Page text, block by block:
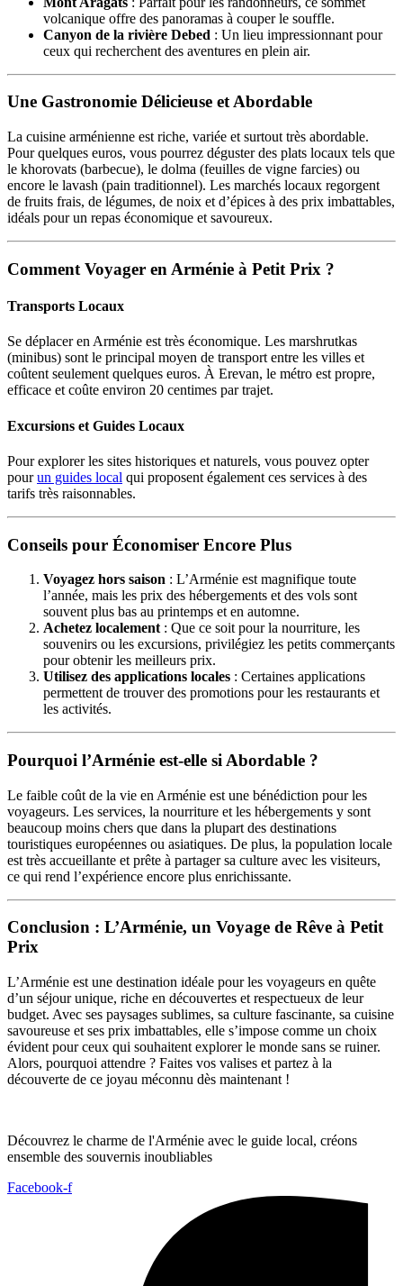
volcanique offre des panoramas à couper le souffle.
Canyon de la rivière Debed : Un lieu impressionnant pour
ceux qui recherchent des aventures en plein air.
Une Gastronomie Délicieuse et Abordable
La cuisine arménienne est riche, variée et surtout très abordable.
Pour quelques euros, vous pourrez déguster des plats locaux tels que
le khorovats (barbecue), le dolma (feuilles de vigne farcies) ou
encore le lavash (pain traditionnel). Les marchés locaux regorgent
de fruits frais, de légumes, de noix et d’épices à des prix imbattables,
idéals pour un repas économique et savoureux.
Comment Voyager en Arménie à Petit Prix ?
Transports Locaux
Se déplacer en Arménie est très économique. Les marshrutkas
(minibus) sont le principal moyen de transport entre les villes et
coûtent seulement quelques euros. À Erevan, le métro est propre,
efficace et coûte environ 20 centimes par trajet.
Excursions et Guides Locaux
Pour explorer les sites historiques et naturels, vous pouvez opter
pourun guides local qui proposent également ces services à des
tarifs très raisonnables.
Conseils pour Économiser Encore Plus
Voyagez hors saison : L’Arménie est magnifique toute
l’année, mais les prix des hébergements et des vols sont
souvent plus bas au printemps et en automne.
Achetez localement : Que ce soit pour la nourriture, les
souvenirs ou les excursions, privilégiez les petits commerçants
pour obtenir les meilleurs prix.
Utilisez des applications locales : Certaines applications
permettent de trouver des promotions pour les restaurants et
les activités.
Pourquoi l’Arménie est-elle si Abordable ?
Le faible coût de la vie en Arménie est une bénédiction pour les
voyageurs. Les services, la nourriture et les hébergements y sont
beaucoup moins chers que dans la plupart des destinations
touristiques européennes ou asiatiques. De plus, la population locale
est très accueillante et prête à partager sa culture avec les visiteurs,
ce qui rend l’expérience encore plus enrichissante.
Conclusion : L’Arménie, un Voyage de Rêve à Petit
Prix
L’Arménie est une destination idéale pour les voyageurs en quête
d’un séjour unique, riche en découvertes et respectueux de leur
budget. Avec ses paysages sublimes, sa culture fascinante, sa cuisine
savoureuse et ses prix imbattables, elle s’impose comme un choix
évident pour ceux qui souhaitent explorer le monde sans se ruiner.
Alors, pourquoi attendre ? Faites vos valises et partez à la
découverte de ce joyau méconnu dès maintenant !
Découvrez le charme de l'Arménie avec le guide local, créons
ensemble des souvernis inoubliables
Facebook-f